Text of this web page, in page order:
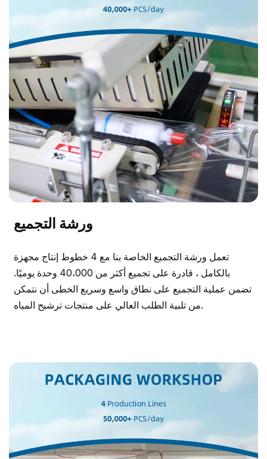
ورشة التجميع
تعمل ورشة التجميع الخاصة بنا مع 4 خطوط إنتاج مجهزة
بالكامل ، قادرة على تجميع أكثر من 40،000 وحدة يوميًا.
تضمن عملية التجميع على نطاق واسع وسريع الخطى أن نتمكن
من تلبية الطلب العالي على منتجات ترشيح المياه.